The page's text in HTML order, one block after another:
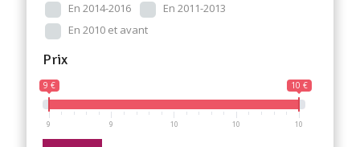
En 2014-2016
En 2011-2013
En 2010 et avant
Prix
9 € 10 €
9 9 10 10 10